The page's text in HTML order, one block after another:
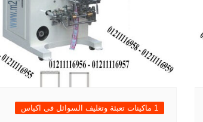
1 ماكينات تعبئة وتغليف السوائل فى اكياس